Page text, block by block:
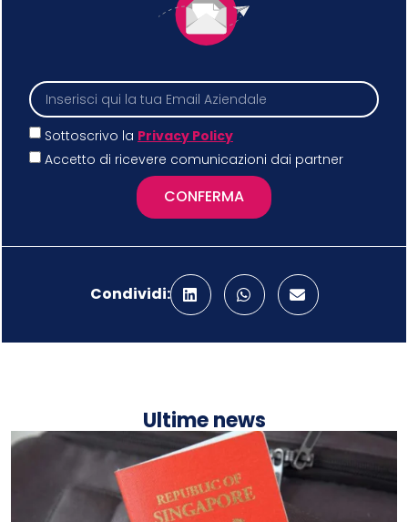
Sottoscrivo la Privacy Policy
Accetto di ricevere comunicazioni dai partner
CONFERMA
Condividi:
Ultime news